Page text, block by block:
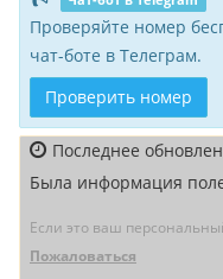
Проверяйте номер
чат-боте в Телеграм.
Проверить номер
Последнее
Была информация
Если это ваш
Пожаловаться